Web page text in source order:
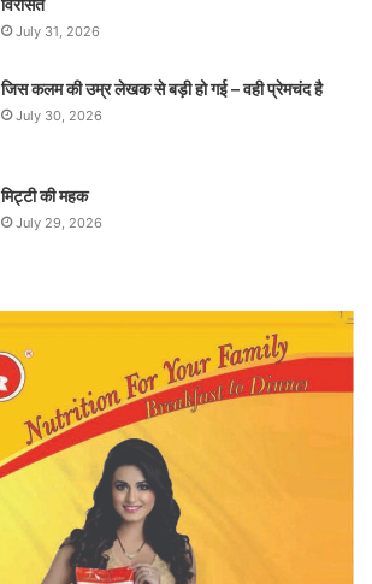
विरासत
July 31, 2026
जिस कलम की उम्र लेखक से बड़ी हो गई – वही प्रेमचंद है
July 30, 2026
मिट्टी की महक
July 29, 2026